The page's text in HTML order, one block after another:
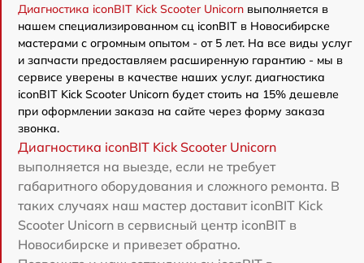
Диагностика iconBIT Kick Scooter Unicorn выполняется в
нашем специализированном сц iconBIT в Новосибирске
мастерами с огромным опытом - от 5 лет. На все виды услуг
и запчасти предоставляем расширенную гарантию - мы в
сервисе уверены в качестве наших услуг. диагностика
iconBIT Kick Scooter Unicorn будет стоить на 15% дешевле
при оформлении заказа на сайте через форму заказа
звонка.
Диагностика iconBIT Kick Scooter Unicorn
выполняется на выезде, если не требует
габаритного оборудования и сложного ремонта. В
таких случаях наш мастер доставит iconBIT Kick
Scooter Unicorn в сервисный центр iconBIT в
Новосибирске и привезет обратно.